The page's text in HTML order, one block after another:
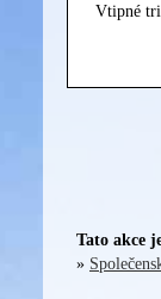
Vtipné
Tato akce
»